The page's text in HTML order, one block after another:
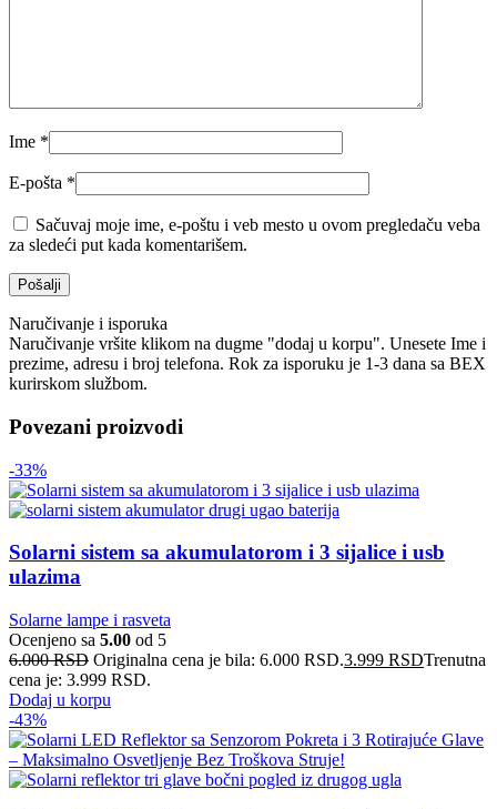
Ime *
E-pošta *
Sačuvaj moje ime, e-poštu i veb mesto u ovom pregledaču veba
za sledeći put kada komentarišem.
Naručivanje i isporuka
Naručivanje vršite klikom na dugme "dodaj u korpu". Unesete Ime i
prezime, adresu i broj telefona. Rok za isporuku je 1-3 dana sa BEX
kurirskom službom.
Povezani proizvodi
-33%
Solarni sistem sa akumulatorom i 3 sijalice i usb
ulazima
Solarne lampe i rasveta
Ocenjeno sa 5.00 od 5
6.000RSD Originalna cena je bila: 6.000 RSD.3.999 RSDTrenutna
cena je: 3.999 RSD.
Dodaj u korpu
-43%